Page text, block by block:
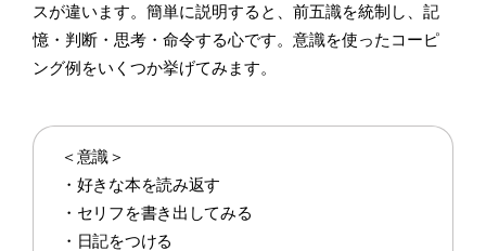
スが違います。簡単に説明すると、前五識を統制し、記
憶・判断・思考・命令する心です。意識を使ったコーピ
ング例をいくつか挙げてみます。
＜意識＞
・好きな本を読み返す
・セリフを書き出してみる
・日記をつける